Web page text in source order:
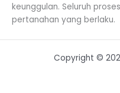
keunggulan. Seluruh
pertanahan yang berlaku.
Copyright ©